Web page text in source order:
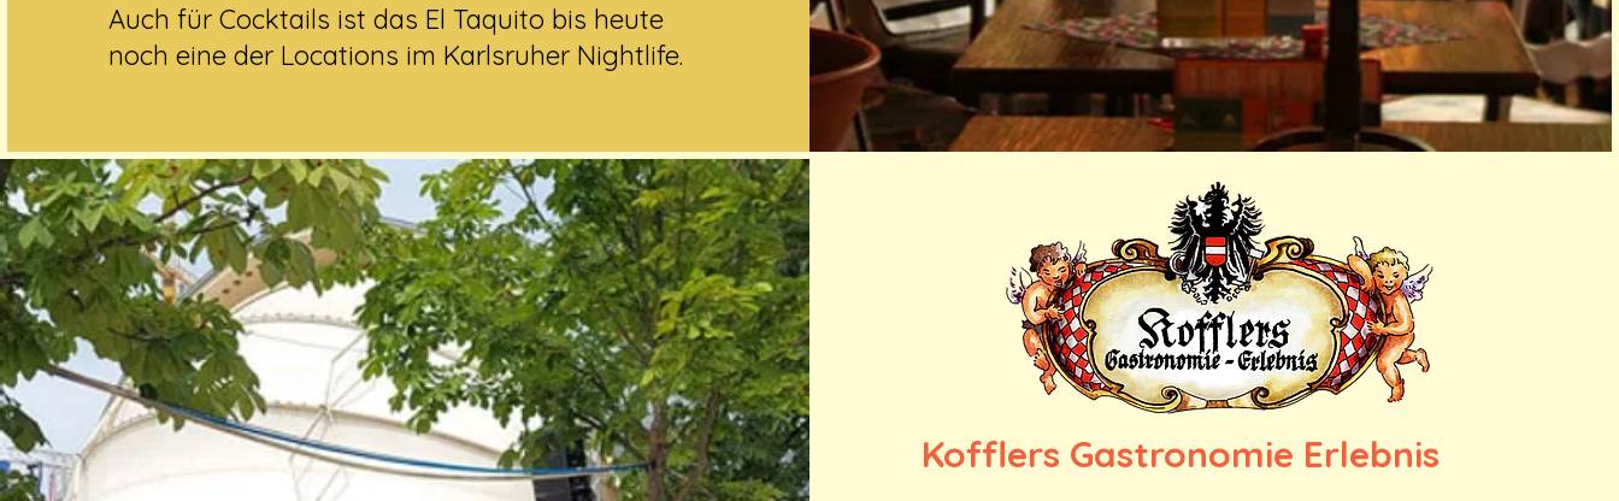
Auch für Cocktails ist das El Taquito bis heute
noch eine der Locations im Karlsruher Nightlife.
Kofflers Gastronomie Erlebnis